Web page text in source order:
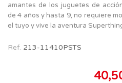
amantes de los juguetes de
de 4 años y hasta 9, no requiere
el tuyo y vive la aventura
Ref. 213-11410PSTS